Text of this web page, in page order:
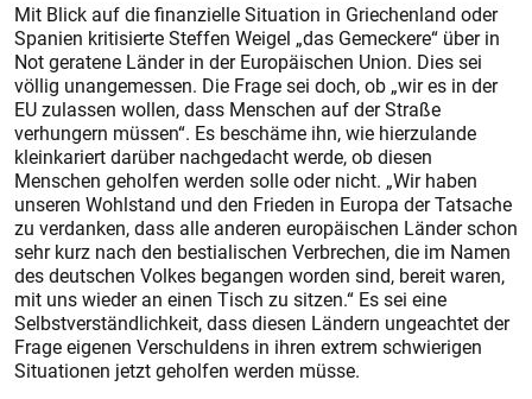
Mit Blick auf die finanzielle Situation in Griechenland oder
Spanien kritisierte Steffen Weigel „das Gemeckere“ über in
Not geratene Länder in der Europäischen Union. Dies sei
völlig unangemessen. Die Frage sei doch, ob „wir es in der
EU zulassen wollen, dass Menschen auf der Straße
verhungern müssen“. Es beschäme ihn, wie hierzulande
kleinkariert darüber nachgedacht werde, ob diesen
Menschen geholfen werden solle oder nicht. „Wir haben
unseren Wohlstand und den Frieden in Europa der Tatsache
zu verdanken, dass alle anderen europäischen Länder schon
sehr kurz nach den bestialischen Verbrechen, die im Namen
des deutschen Volkes begangen worden sind, bereit waren,
mit uns wieder an einen Tisch zu sitzen.“ Es sei eine
Selbstverständlichkeit, dass diesen Ländern ungeachtet der
Frage eigenen Verschuldens in ihren extrem schwierigen
Situationen jetzt geholfen werden müsse.